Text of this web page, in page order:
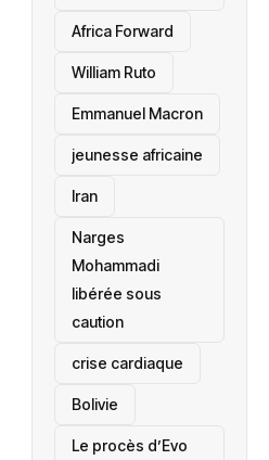
‎Africa Forward
William Ruto
Emmanuel Macron
jeunesse africaine
‎Iran
Narges
Mohammadi
libérée sous
caution
crise cardiaque
‎Bolivie
Le procès d’Evo